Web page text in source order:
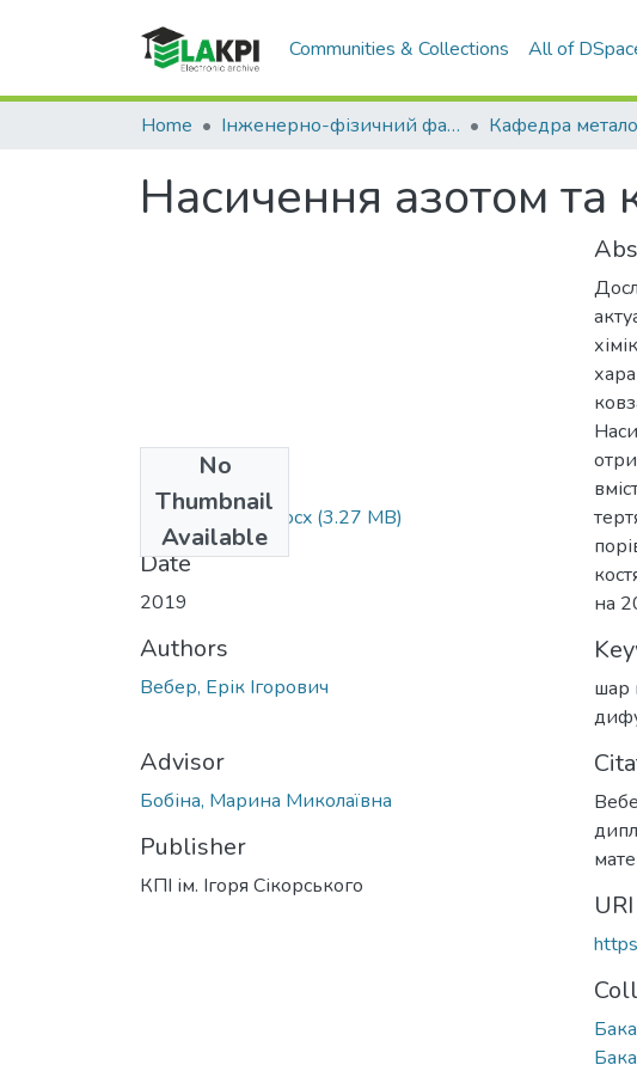
Communities & Collections All of
Home Інженерно-фізичний факультет (ІФФ)
Насичення азотом та
No
Thumbnail
Available
Veber_bakalavr.docx (3.27 MB)
Date
2019
Authors
Вебер, Ерік Ігорович
Advisor
Бобіна, Марина Миколаївна
Publisher
КПІ ім. Ігоря Сікорського
на
шар
URI